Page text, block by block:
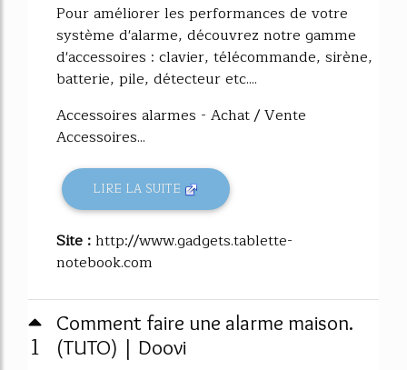
Pour améliorer les performances de votre
système d'alarme, découvrez notre gamme
d'accessoires : clavier, télécommande, sirène,
batterie, pile, détecteur etc....
Accessoires alarmes - Achat / Vente
Accessoires...
LIRE LA SUITE
Site :http://www.gadgets.tablette-
notebook.com
1
Comment faire une alarme maison.
(TUTO) | Doovi